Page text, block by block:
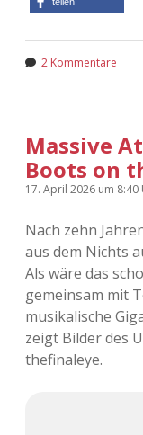
2 Kommentare
Massive
Boots on
17. April 2026 um 8:40
Nach zehn
aus dem Nichts
Als wäre das
gemeinsam mit
musikalische
zeigt Bilder des
thefinaleye.